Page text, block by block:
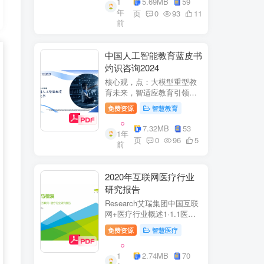
参编綦兵、谷金辉、温庆
福、王丹、岳...
年
前
页
0 93 11
中国人工智能教育蓝皮书
灼识咨询2024
核心观，点：大模型重型教
育未来，智适应教育引领
A+教有新纪元灼识咨询
China inshts Consultancy帆
观：深剂：洞来：失减：全
球故有革新浪湘2学习机妆占
硬件查头智道，应学习机市
免费资源 智慧教育
1年
前
7.32MB
53
页
0 96 5
2020年互联网医疗行业
研究报告
Research艾瑞集团中国互联
网+医疗行业概述1·1.1医疗
行业困境中国互联网+医疗行
业现状2中国互联网+医疗用
户行为洞察3中国互联网+医
疗热门赛道分析4中国互联网
免费资源 智慧医疗
1
2.74MB
70